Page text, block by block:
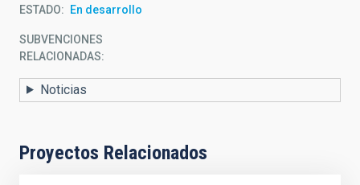
ESTADO En desarrollo
SUBVENCIONES
RELACIONADAS:
Noticias
Proyectos Relacionados